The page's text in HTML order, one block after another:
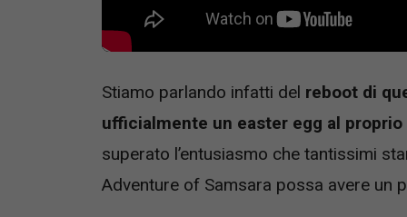
Stiamo parlando infatti del reboot di
ufficialmente un easter egg al
superato l’entusiasmo che tantissimi
Adventure of Samsara possa avere un